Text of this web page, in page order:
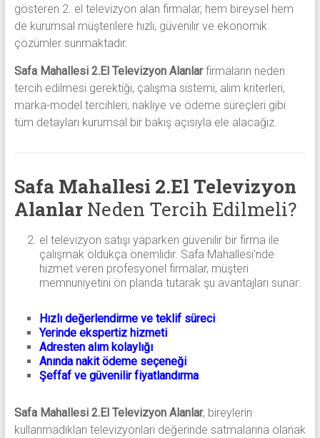
gösteren 2. el televizyon alan firmalar, hem bireysel hem
de kurumsal müşterilere hızlı, güvenilir ve ekonomik
çözümler sunmaktadır.
Safa Mahallesi 2.El Televizyon Alanlarfirmaların neden
tercih edilmesi gerektiği, çalışma sistemi, alım kriterleri,
marka-model tercihleri, nakliye ve ödeme süreçleri gibi
tüm detayları kurumsal bir bakış açısıyla ele alacağız.
Safa Mahallesi 2.El Televizyon
Alanlar Neden Tercih Edilmeli?
el televizyon satışı yaparken güvenilir bir firma ile
çalışmak oldukça önemlidir. Safa Mahallesi’nde
hizmet veren profesyonel firmalar, müşteri
memnuniyetini ön planda tutarak şu avantajları sunar:
Hızlı değerlendirme ve teklif süreci
Yerinde ekspertiz hizmeti
Adresten alım kolaylığı
Anında nakit ödeme seçeneği
Şeffaf ve güvenilir fiyatlandırma
Safa Mahallesi 2.El Televizyon Alanlar, bireylerin
kullanmadıkları televizyonları değerinde satmalarına olanak